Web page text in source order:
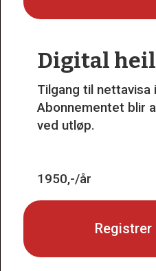
Digital
Tilgang til nettavisa
Abonnementet blir
ved utløp.
1950,-/år